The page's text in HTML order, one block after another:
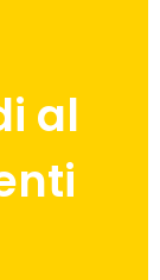
al